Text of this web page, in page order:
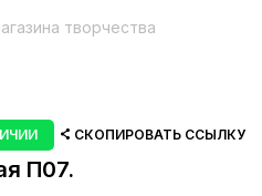
творчества
СКОПИРОВАТЬ ССЫЛКУ
П07.